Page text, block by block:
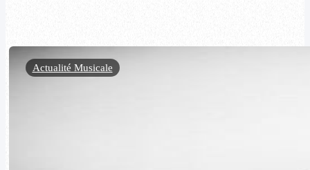
Actualité Musicale